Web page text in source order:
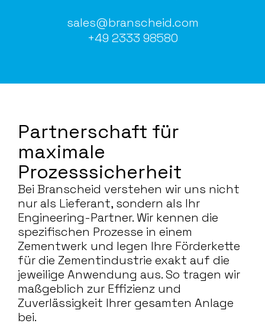
sales@branscheid.com
+49 2333 98580
Partnerschaft für
maximale
Prozesssicherheit
Bei Branscheid verstehen wir uns nicht
nur als Lieferant, sondern als Ihr
Engineering-Partner. Wir kennen die
spezifischen Prozesse in einem
Zementwerk und legen Ihre Förderkette
für die Zementindustrie exakt auf die
jeweilige Anwendung aus. So tragen wir
maßgeblich zur Effizienz und
Zuverlässigkeit Ihrer gesamten Anlage
bei.